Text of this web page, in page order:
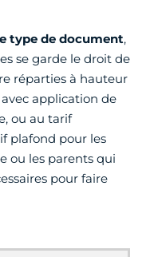
type de document,
se garde le droit de
réparties à hauteur
application de
ou au tarif
plafond pour les
ou les parents qui
pour faire